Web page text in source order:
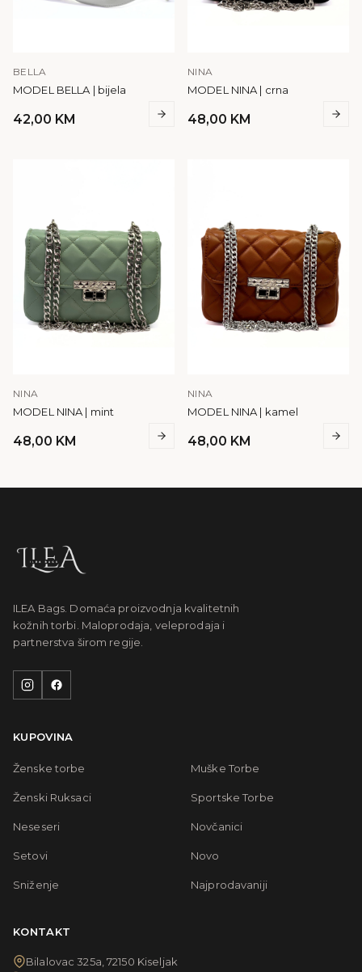
BELLA
MODEL BELLA | bijela
42,00 KM
NINA
MODEL NINA | crna
48,00 KM
NINA
MODEL NINA | mint
48,00 KM
NINA
MODEL NINA | kamel
48,00 KM
ILEA Bags. Domaća proizvodnja kvalitetnih
kožnih torbi. Maloprodaja, veleprodaja i
partnerstva širom regije.
KUPOVINA
Ženske torbe Muške Torbe
Ženski Ruksaci Sportske Torbe
Neseseri Novčanici
Setovi Novo
Sniženje Najprodavaniji
KONTAKT
Bilalovac 325a, 72150 Kiseljak